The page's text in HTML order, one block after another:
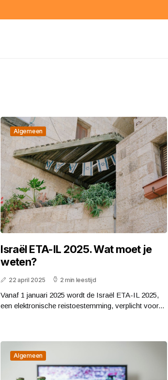
Algemeen
Israël ETA-IL 2025. Wat moet je
weten?
22 april 2025 2 min leestijd
Vanaf 1 januari 2025 wordt de Israël ETA-IL 2025,
een elektronische reistoestemming, verplicht voor...
Algemeen